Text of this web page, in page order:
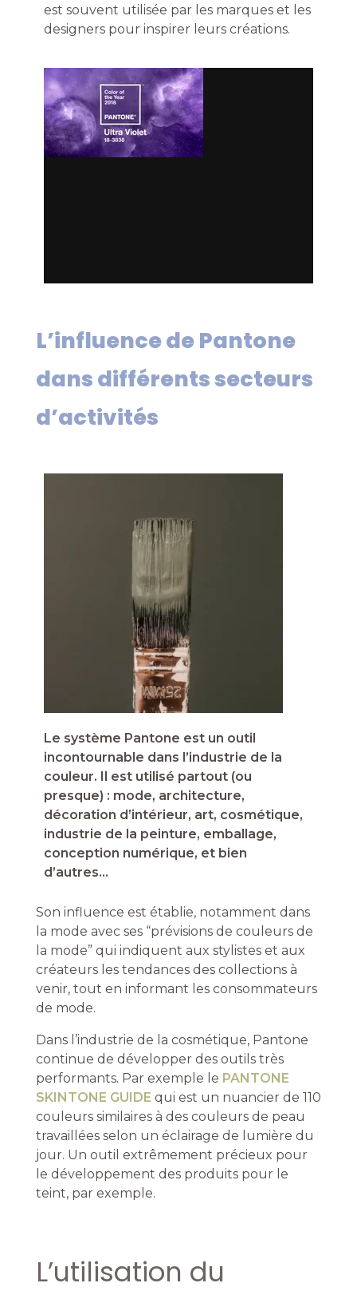
est souvent utilisée par les marques et les
designers pour inspirer leurs créations.
L’influence de Pantone
dans différents secteurs
d’activités
Le système Pantone est un outil
incontournable dans l’industrie de la
couleur. Il est utilisé partout (ou
presque) : mode, architecture,
décoration d’intérieur, art, cosmétique,
industrie de la peinture, emballage,
conception numérique, et bien
d’autres…
Son influence est établie, notamment dans
la mode avec ses “prévisions de couleurs de
la mode” qui indiquent aux stylistes et aux
créateurs les tendances des collections à
venir, tout en informant les consommateurs
de mode.
Dans l’industrie de la cosmétique, Pantone
continue de développer des outils très
performants. Par exemple le PANTONE
SKINTONE GUIDE qui est un nuancier de 110
couleurs similaires à des couleurs de peau
travaillées selon un éclairage de lumière du
jour. Un outil extrêmement précieux pour
le développement des produits pour le
teint, par exemple.
L’utilisation du